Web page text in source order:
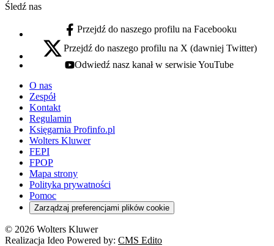
Śledź nas
facebook - otwiera się w nowej karcie
Przejdź do naszego profilu na Facebooku
x - otwiera się w nowej karcie
Przejdź do naszego profilu na X (dawniej Twitter)
youtube - otwiera się w nowej karcie
Odwiedź nasz kanał w serwisie YouTube
O nas
Zespół
Kontakt
Regulamin
Księgarnia Profinfo.pl
Wolters Kluwer
FEPI
FPOP
Mapa strony
Polityka prywatności
Pomoc
Zarządzaj preferencjami plików cookie
© 2026 Wolters Kluwer
Realizacja Ideo Powered by: CMS Edito